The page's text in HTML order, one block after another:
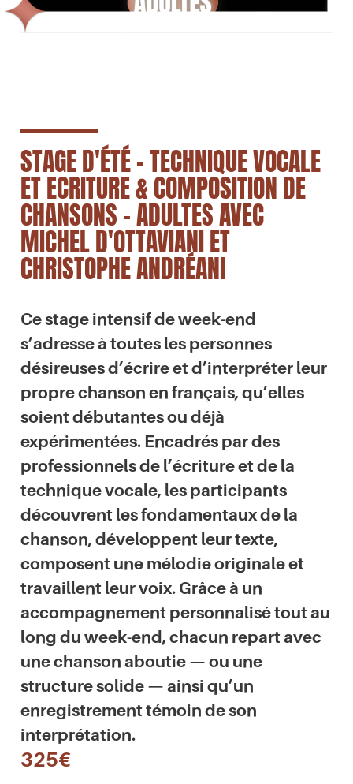
STAGE D'ÉTÉ - TECHNIQUE VOCALE
ET ECRITURE & COMPOSITION DE
CHANSONS - ADULTES AVEC
MICHEL D'OTTAVIANI ET
CHRISTOPHE ANDRÉANI
Ce stage intensif de week-end
s’adresse à toutes les personnes
désireuses d’écrire et d’interpréter leur
propre chanson en français, qu’elles
soient débutantes ou déjà
expérimentées. Encadrés par des
professionnels de l’écriture et de la
technique vocale, les participants
découvrent les fondamentaux de la
chanson, développent leur texte,
composent une mélodie originale et
travaillent leur voix. Grâce à un
accompagnement personnalisé tout au
long du week-end, chacun repart avec
une chanson aboutie — ou une
structure solide — ainsi qu’un
enregistrement témoin de son
interprétation.
325€